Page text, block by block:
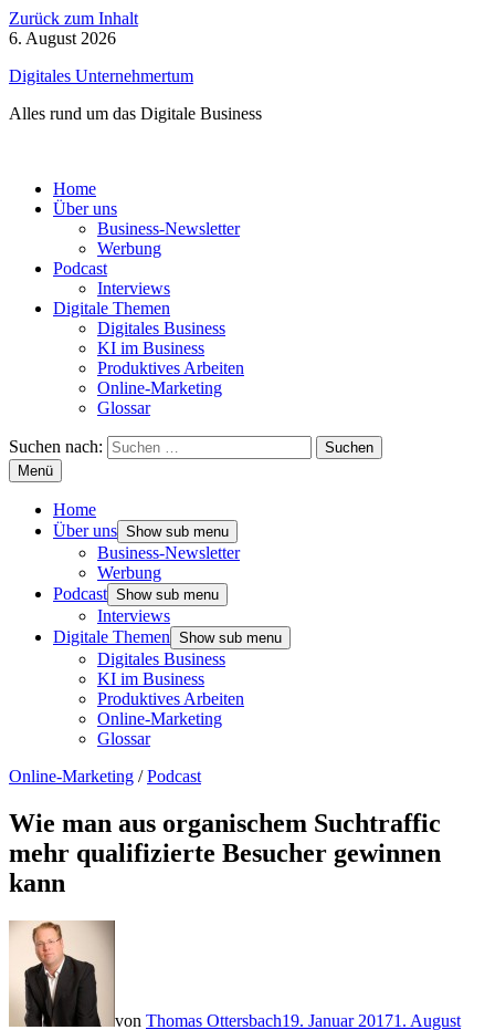
Zurück zum Inhalt
6. August 2026
Digitales Unternehmertum
Alles rund um das Digitale Business
Home
Über uns
Business-Newsletter
Werbung
Podcast
Interviews
Digitale Themen
Digitales Business
KI im Business
Produktives Arbeiten
Online-Marketing
Glossar
Suchen nach:
Menü
Home
Über uns Show sub menu
Business-Newsletter
Werbung
Podcast Show sub menu
Interviews
Digitale Themen Show sub menu
Digitales Business
KI im Business
Produktives Arbeiten
Online-Marketing
Glossar
Online-Marketing /Podcast
Wie man aus organischem Suchtraffic
mehr qualifizierte Besucher gewinnen
kann
von Thomas Ottersbach19. Januar 20171. August